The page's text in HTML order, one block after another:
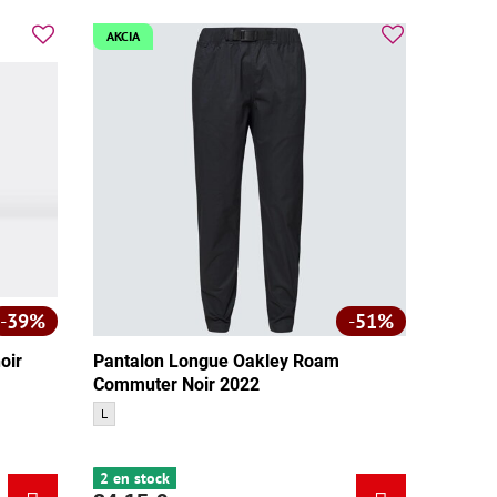
39% 51%
AKCIA
Pantalon Longue Oakley Roam
Commuter Noir 2022
Pantalon Longue Oakley Roam Commuter Noir 2022 - Taille:
L
2 en stock